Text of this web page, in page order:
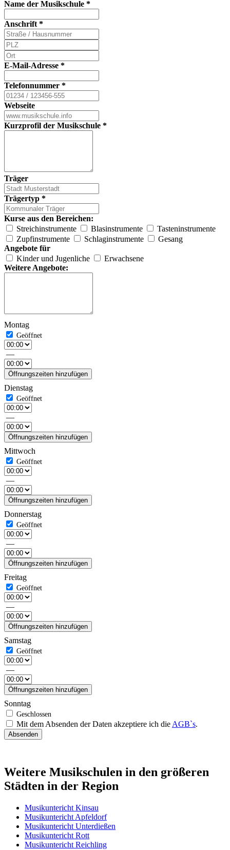
Name der Musikschule *
Anschrift *
E-Mail-Adresse *
Telefonnummer *
Webseite
Kurzprofil der Musikschule *
Träger
Trägertyp *
Kurse aus den Bereichen:
Streichinstrumente
Blasinstrumente
Tasteninstrumente
Zupfinstrumente
Schlaginstrumente
Gesang
Angebote für
Kinder und Jugenliche
Erwachsene
Weitere Angebote:
Montag
—
Öffnungszeiten hinzufügen
Dienstag
—
Öffnungszeiten hinzufügen
Mittwoch
—
Öffnungszeiten hinzufügen
Donnerstag
—
Öffnungszeiten hinzufügen
Freitag
—
Öffnungszeiten hinzufügen
Samstag
—
Öffnungszeiten hinzufügen
Sonntag
Mit dem Absenden der Daten akzeptiere ich die AGB`s.
Absenden
Weitere Musikschulen in den größeren
Städten in der Region
Musikuntericht Kinsau
Musikuntericht Apfeldorf
Musikuntericht Unterdießen
Musikuntericht Rott
Musikuntericht Reichling